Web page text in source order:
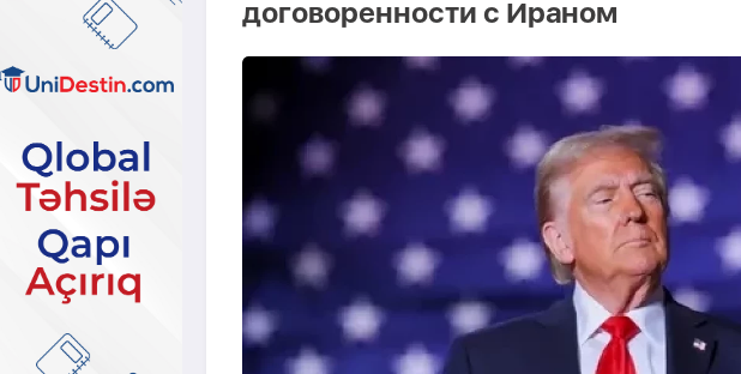
договоренности с Ираном